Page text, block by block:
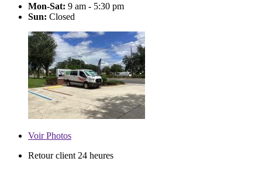
Mon-Sat: 9 am - 5:30 pm
Sun: Closed
VoirPhotos
Retour client 24 heures